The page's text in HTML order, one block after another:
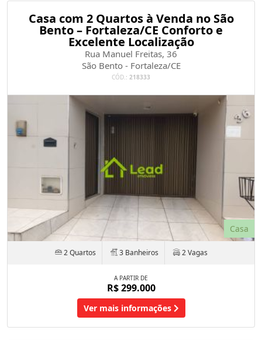
Casa com 2 Quartos à Venda no São
Bento – Fortaleza/CE Conforto e
Excelente Localização
Rua Manuel Freitas, 36
São Bento - Fortaleza/CE
CÓD.: 218333
Casa
2 Quartos 3 Banheiros 2 Vagas
A PARTIR DE
R$ 299.000
Ver mais informações